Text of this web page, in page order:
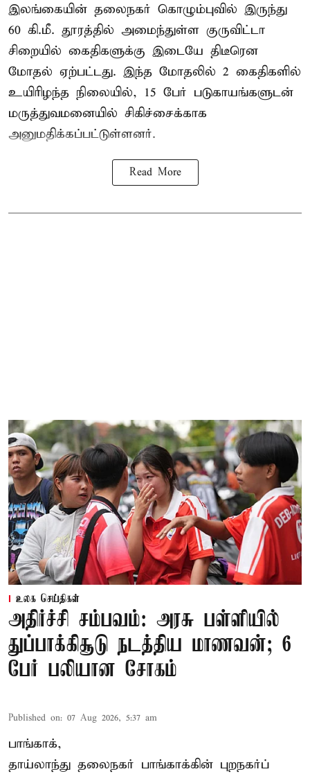
இலங்கையின் தலைநகர் கொழும்புவில் இருந்து
60 கி.மீ. தூரத்தில் அமைந்துள்ள குருவிட்டா
சிறையில் கைதிகளுக்கு இடையே திடீரென
மோதல் ஏற்பட்டது. இந்த மோதலில் 2 கைதிகளில்
உயிரிழந்த நிலையில், 15 பேர் படுகாயங்களுடன்
மருத்துவமனையில் சிகிச்சைக்காக
அனுமதிக்கப்பட்டுள்ளனர்.
Read More
உலக செய்திகள்
அதிர்ச்சி சம்பவம்: அரசு பள்ளியில்
துப்பாக்கிசூடு நடத்திய மாணவன்; 6
பேர் பலியான சோகம்
Published on: 07 Aug 2026, 5:37 am
பாங்காக்,
தாய்லாந்து தலைநகர் பாங்காக்கின் புறநகர்ப்